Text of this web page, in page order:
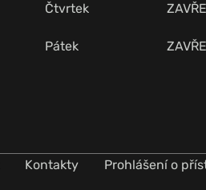
Čtvrtek
Pátek
Kontakty Prohlášení o